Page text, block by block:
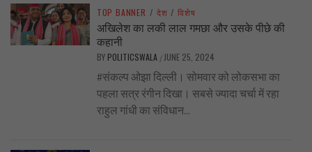
TOP BANNER / देश / विशेष
अखिलेश का लकी लाल गमछा और उसके पीछे की
कहानी
BY POLITICSWALA / JUNE 25, 2024
#संकल्प ओझा दिल्ली। सोमवार को लोकसभा का
पहला सत्र रंगीन दिखा। सबसे ज्यादा चर्चा में रहा
राहुल गांधी का संविधान...